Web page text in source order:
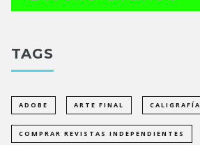
TAGS
ADOBE ARTE FINAL CALIGRAFÍA
COMPRAR REVISTAS INDEPENDIENTES